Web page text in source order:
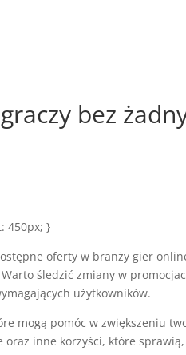
bez
450px; }
oferty w branży gier
śledzić zmiany w
użytkowników.
mogą pomóc w zwiększeniu
inne korzyści, które